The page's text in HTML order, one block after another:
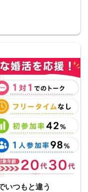
いつもと違う